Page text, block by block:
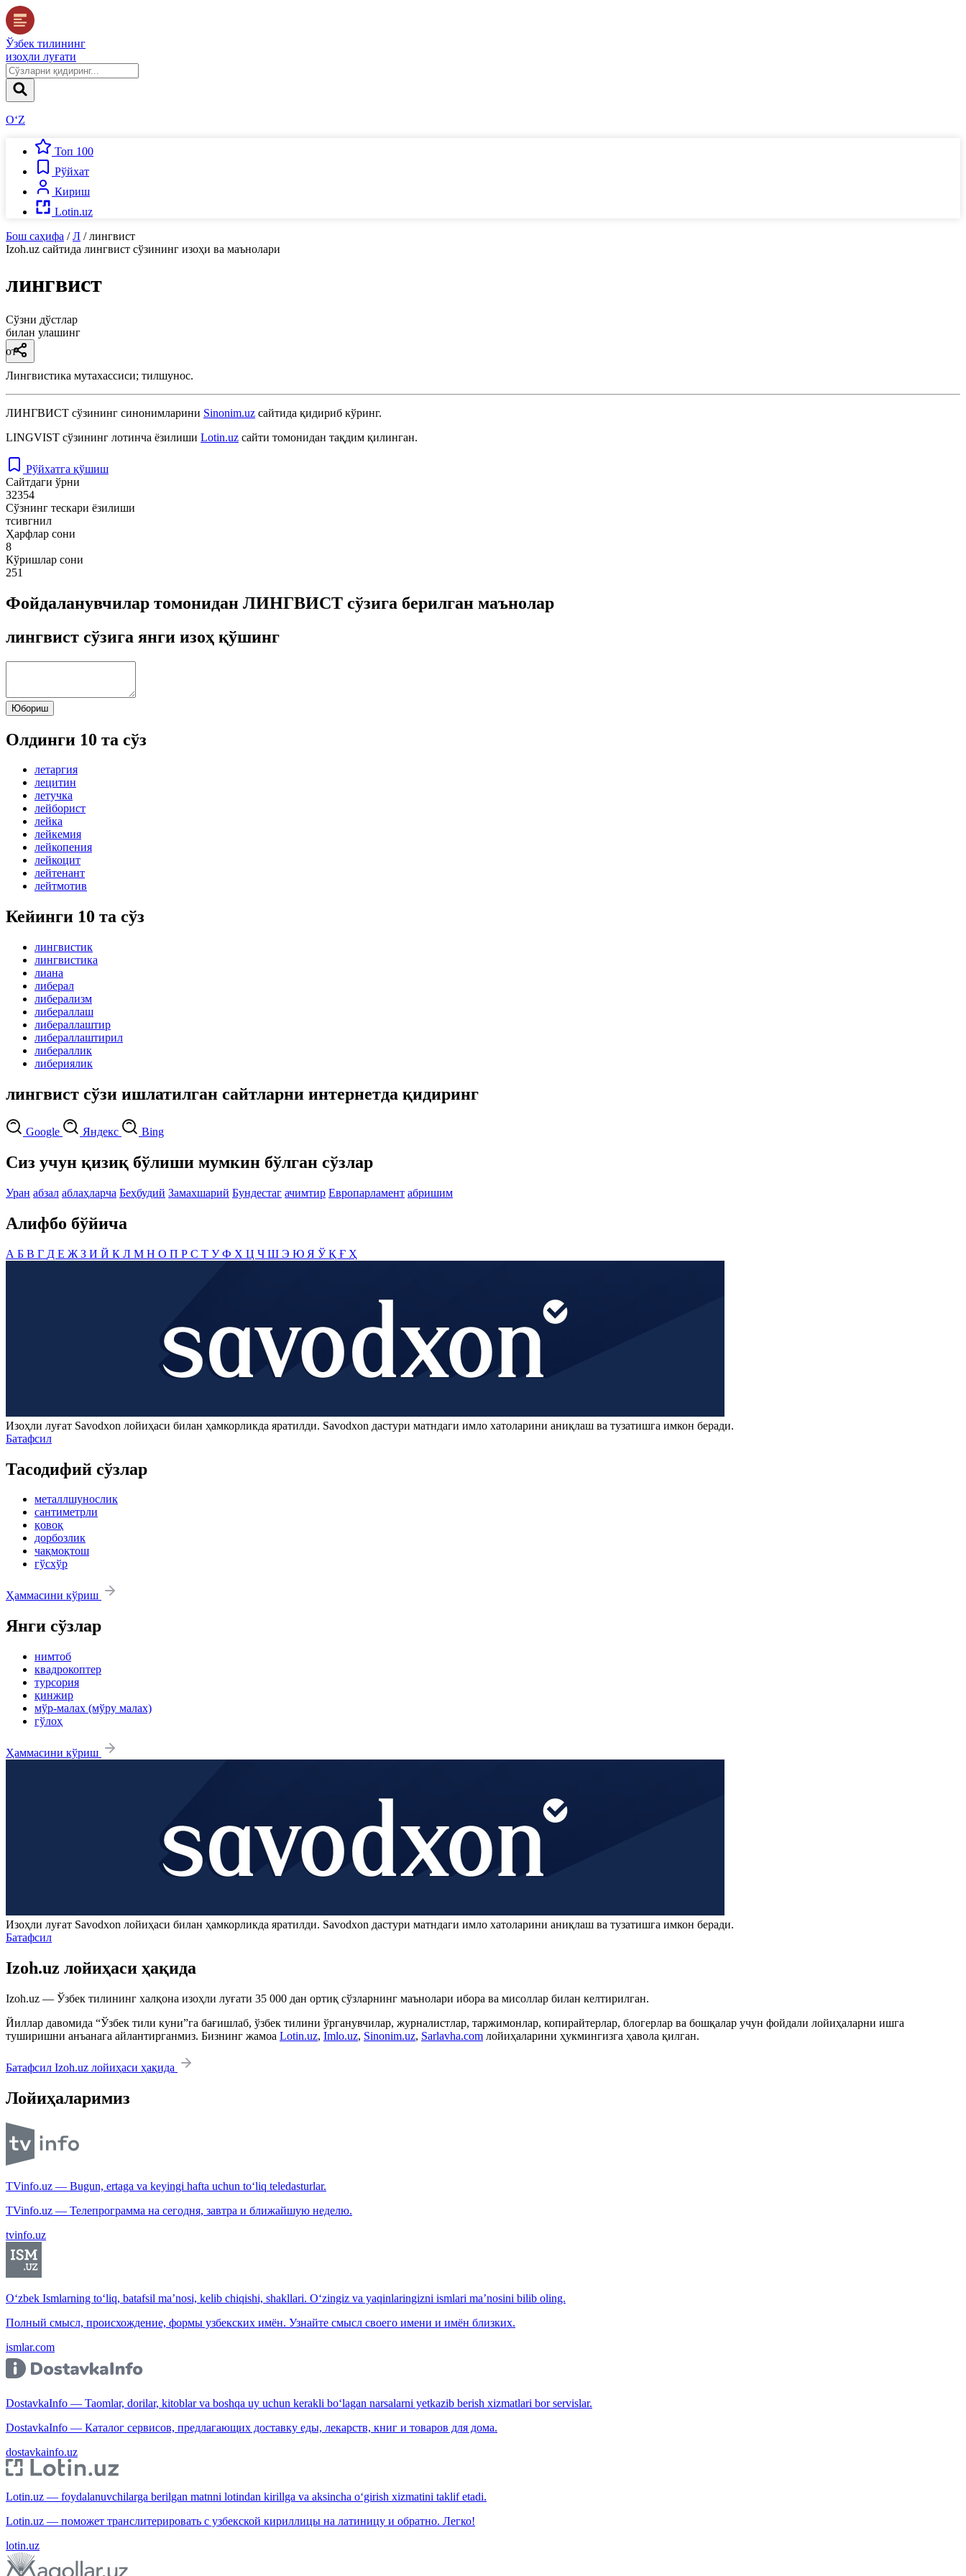
Ўзбек тилининг
изоҳли луғати
O‘Z
Топ 100
Рўйхат
Кириш
Lotin.uz
Бош саҳифа / Л / лингвист
Izoh.uz сайтида лингвист сўзининг изоҳи ва маънолари
лингвист
Сўзни дўстлар
билан улашинг
от
Лингвистика мутахассиси; тилшунос.
ЛИНГВИСТ сўзининг синонимларини Sinonim.uz сайтида қидириб кўринг.
LINGVIST сўзининг лотинча ёзилиши Lotin.uz сайти томонидан тақдим қилинган.
Рўйхатга қўшиш
Сайтдаги ўрни
32354
Сўзнинг тескари ёзилиши
тсивгнил
Ҳарфлар сони
8
Кўришлар сони
251
Фойдаланувчилар томонидан ЛИНГВИСТ сўзига берилган маънолар
лингвист сўзига янги изоҳ қўшинг
Юбориш
Олдинги 10 та сўз
летаргия
лецитин
летучка
лейборист
лейка
лейкемия
лейкопения
лейкоцит
лейтенант
лейтмотив
Кейинги 10 та сўз
лингвистик
лингвистика
лиана
либерал
либерализм
либераллаш
либераллаштир
либераллаштирил
либераллик
либериялик
лингвист сўзи ишлатилган сайтларни интернетда қидиринг
Google Яндекс Bing
Сиз учун қизиқ бўлиши мумкин бўлган сўзлар
Уран абзал аблаҳларча Беҳбудий Замахшарий Бундестаг ачимтир Европарламент абришим
Алифбо бўйича
А Б В Г Д Е Ж З И Й К Л М Н О П Р С Т УФ Х Ц Ч Ш Э Ю Я ЎҚ Ғ Ҳ
Изоҳли луғат Savodxon лойиҳаси билан ҳамкорликда яратилди. Savodxon дастури матндаги имло хатоларини аниқлаш ва тузатишга имкон беради.
Батафсил
Тасодифий сўзлар
металлшунослик
сантиметрли
қовоқ
дорбозлик
чақмоқтош
гўсхўр
Ҳаммасини кўриш
Янги сўзлар
нимтоб
квадрокоптер
турсория
қинжир
мўр-малах (мўру малах)
гўлоҳ
Ҳаммасини кўриш
Изоҳли луғат Savodxon лойиҳаси билан ҳамкорликда яратилди. Savodxon дастури матндаги имло хатоларини аниқлаш ва тузатишга имкон беради.
Батафсил
Izoh.uz лойиҳаси ҳақида
Izoh.uz — Ўзбек тилининг халқона изоҳли луғати 35 000 дан ортиқ сўзларнинг маънолари ибора ва мисоллар билан келтирилган.
Йиллар давомида “Ўзбек тили куни”га бағишлаб, ўзбек тилини ўрганувчилар, журналистлар, таржимонлар, копирайтерлар, блогерлар ва бошқалар учун фойдали лойиҳаларни ишга
туширишни анъанага айлантирганмиз. Бизнинг жамоа Lotin.uz, Imlo.uz, Sinonim.uz, Sarlavha.com лойиҳаларини ҳукмингизга ҳавола қилган.
Батафсил Izoh.uz лойиҳаси ҳақида
Лойиҳаларимиз
TVinfo.uz — Bugun, ertaga va keyingi hafta uchun to‘liq teledasturlar.
TVinfo.uz — Телепрограмма на сегодня, завтра и ближайшую неделю.
tvinfo.uz
O‘zbek Ismlarning to‘liq, batafsil ma’nosi, kelib chiqishi, shakllari. O‘zingiz va yaqinlaringizni ismlari ma’nosini bilib oling.
Полный смысл, происхождение, формы узбекских имён. Узнайте смысл своего имени и имён близких.
ismlar.com
DostavkaInfo — Taomlar, dorilar, kitoblar va boshqa uy uchun kerakli bo‘lagan narsalarni yetkazib berish xizmatlari bor servislar.
DostavkaInfo — Каталог сервисов, предлагающих доставку еды, лекарств, книг и товаров для дома.
dostavkainfo.uz
Lotin.uz — foydalanuvchilarga berilgan matnni lotindan kirillga va aksincha o‘girish xizmatini taklif etadi.
Lotin.uz — поможет транслитерировать с узбекской кириллицы на латиницу и обратно. Легко!
lotin.uz